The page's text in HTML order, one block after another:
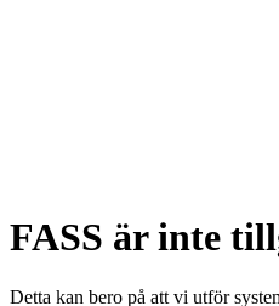
FASS är inte
Detta kan bero på att vi utför